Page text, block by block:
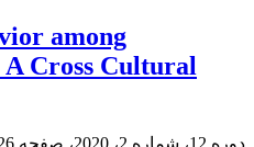
among
Cross Cultural
دوره 12، شماره 2، 2020، صفحه 39